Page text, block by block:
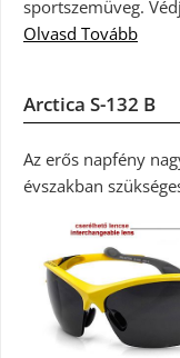
sportszemüveg.
Olvasd Tovább
Arctica S-132 B
Az erős napfény
évszakban